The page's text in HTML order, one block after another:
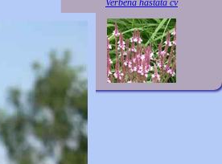
Verbena hastata cv